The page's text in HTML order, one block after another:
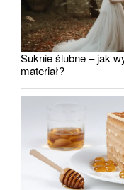
Suknie ślubne – jak
materiał?